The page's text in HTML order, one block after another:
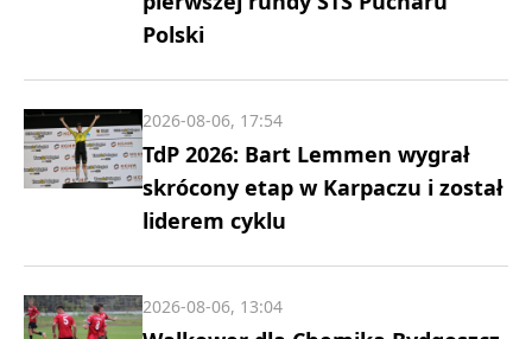
Polski
TdP 2026: Bart Lemmen wygrał
skrócony etap w Karpaczu i został
liderem cyklu
2026-08-06, 17:54
2026-08-06, 13:04